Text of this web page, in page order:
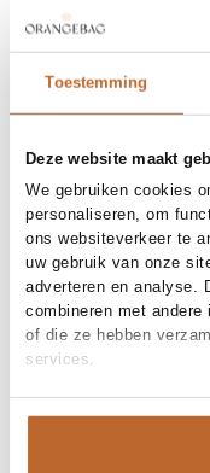
Toestemming
Deze website maakt
We gebruiken cookies
personaliseren, om
ons websiteverkeer te
uw gebruik van onze
adverteren en analyse.
combineren met
of die ze hebben
services.